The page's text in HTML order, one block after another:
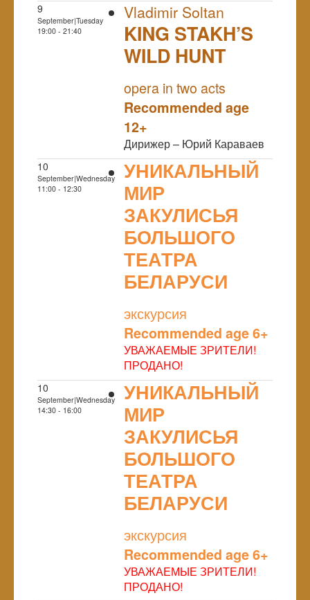
9
September|Tuesday
19:00 - 21:40
Vladimir Soltan
KING STAKH’S
WILD HUNT
opera in two acts
Recommended age
12+
Дирижер – Юрий Караваев
10
September|Wednesday
11:00 - 12:30
УНИКАЛЬНЫЙ
МИР
ЗАКУЛИСЬЯ
БОЛЬШОГО
ТЕАТРА
БЕЛАРУСИ
экскурсия
Recommended age 6+
УВАЖАЕМЫЕ ЗРИТЕЛИ!
ПРОДАНО!
10
September|Wednesday
14:30 - 16:00
УНИКАЛЬНЫЙ
МИР
ЗАКУЛИСЬЯ
БОЛЬШОГО
ТЕАТРА
БЕЛАРУСИ
экскурсия
Recommended age 6+
УВАЖАЕМЫЕ ЗРИТЕЛИ!
ПРОДАНО!